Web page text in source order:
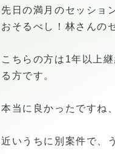
先日の満月のセッショ
おそるべし！林さんの
こちらの方は1年以上
る方です。
本当に良かったですね
近いうちに別案件で、